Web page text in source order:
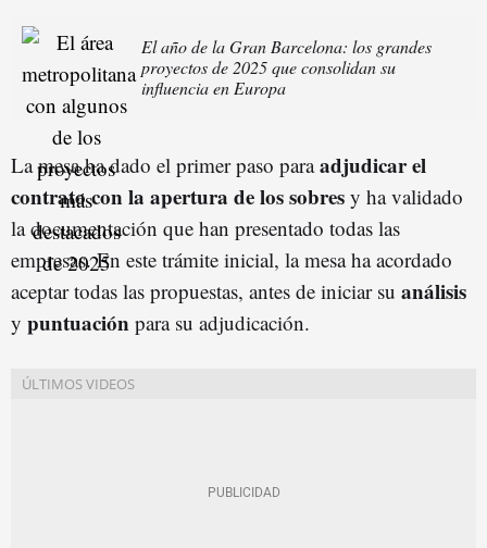
El año de la Gran Barcelona: los grandes
proyectos de 2025 que consolidan su
influencia en Europa
La mesa ha dado el primer paso paraadjudicar el
contrato con la apertura de los sobres y ha validado
la documentación que han presentado todas las
empresas. En este trámite inicial, la mesa ha acordado
aceptar todas las propuestas, antes de iniciar su análisis
y puntuación para su adjudicación.